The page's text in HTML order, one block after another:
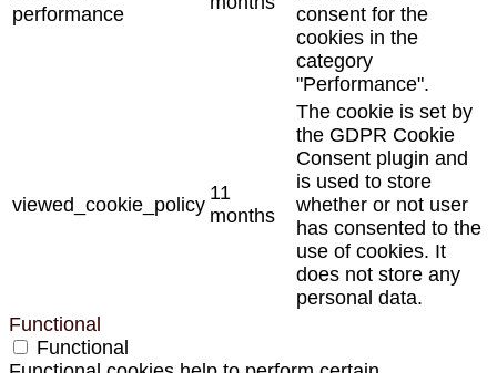
performance
consent for the
cookies in the
category
"Performance".
viewed_cookie_policy
11
months
The cookie is set by
the GDPR Cookie
Consent plugin and
is used to store
whether or not user
has consented to the
use of cookies. It
does not store any
personal data.
Functional
Functional